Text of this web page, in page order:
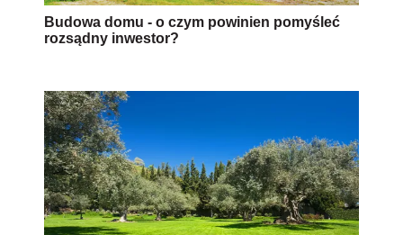
Budowa domu - o czym powinien pomyśleć
rozsądny inwestor?